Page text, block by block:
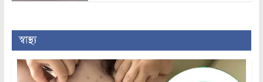
স্বাস্থ্য